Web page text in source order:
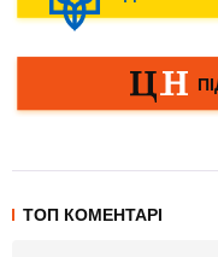
ТОП КОМЕНТАРІ